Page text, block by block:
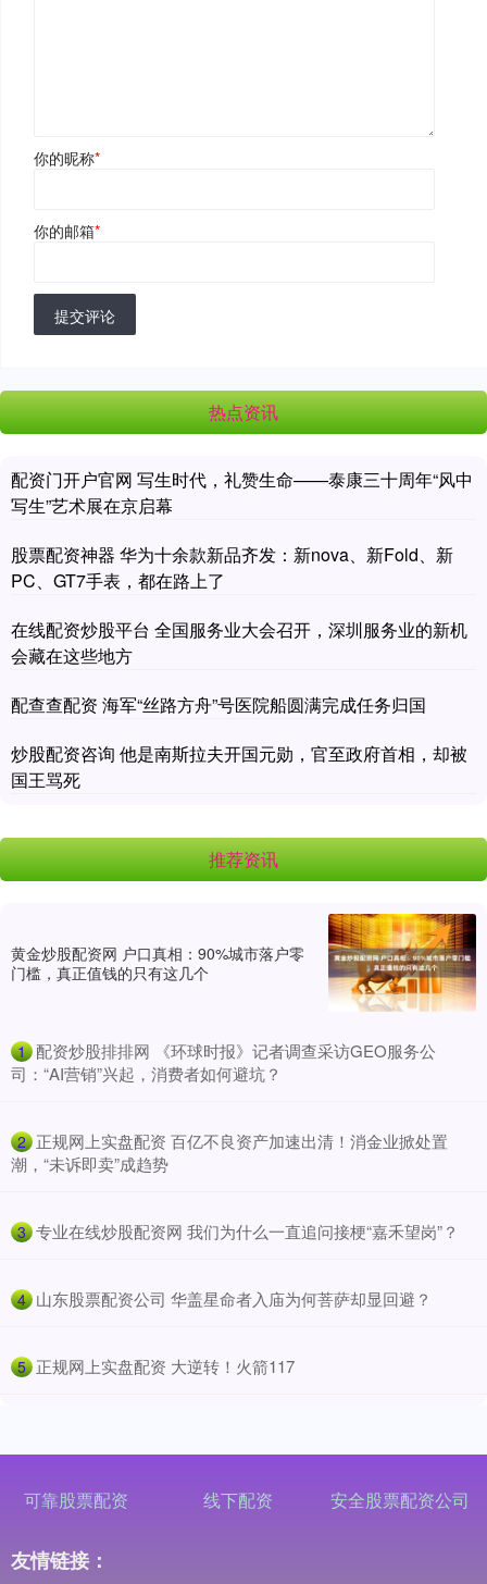
你的昵称*
你的邮箱*
提交评论
热点资讯
配资门开户官网 写生时代，礼赞生命——泰康三十周年“风中
写生”艺术展在京启幕
股票配资神器 华为十余款新品齐发：新nova、新Fold、新
PC、GT7手表，都在路上了
在线配资炒股平台 全国服务业大会召开，深圳服务业的新机
会藏在这些地方
配查查配资 海军“丝路方舟”号医院船圆满完成任务归国
炒股配资咨询 他是南斯拉夫开国元勋，官至政府首相，却被
国王骂死
推荐资讯
黄金炒股配资网 户口真相：90%城市落户零
门槛，真正值钱的只有这几个
1 ​配资炒股排排网 《环球时报》记者调查采访GEO服务公
司：“AI营销”兴起，消费者如何避坑？
2 ​正规网上实盘配资 百亿不良资产加速出清！消金业掀处置
潮，“未诉即卖”成趋势
3 ​专业在线炒股配资网 我们为什么一直追问接梗“嘉禾望岗”？
4 ​山东股票配资公司 华盖星命者入庙为何菩萨却显回避？
5 ​正规网上实盘配资 大逆转！火箭117
可靠股票配资 线下配资 安全股票配资公司
友情链接：